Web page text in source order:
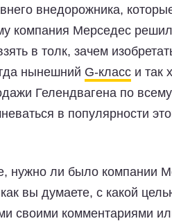
внедорожника,
компания Мерседес
в толк, зачем
нынешний G-класс и так
Гелендвагена по
в популярности
нужно ли было компании
вы думаете, с какой
своими комментариями